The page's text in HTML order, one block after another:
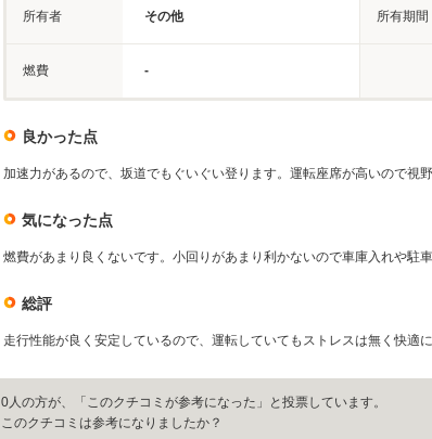
所有者 その他 所有期間
燃費 -
良かった点
加速力があるので、坂道でもぐいぐい登ります。運転座席が高いので視
気になった点
燃費があまり良くないです。小回りがあまり利かないので車庫入れや駐車
総評
走行性能が良く安定しているので、運転していてもストレスは無く快適に
0人の方が、「このクチコミが参考になった」と投票しています。
このクチコミは参考になりましたか？